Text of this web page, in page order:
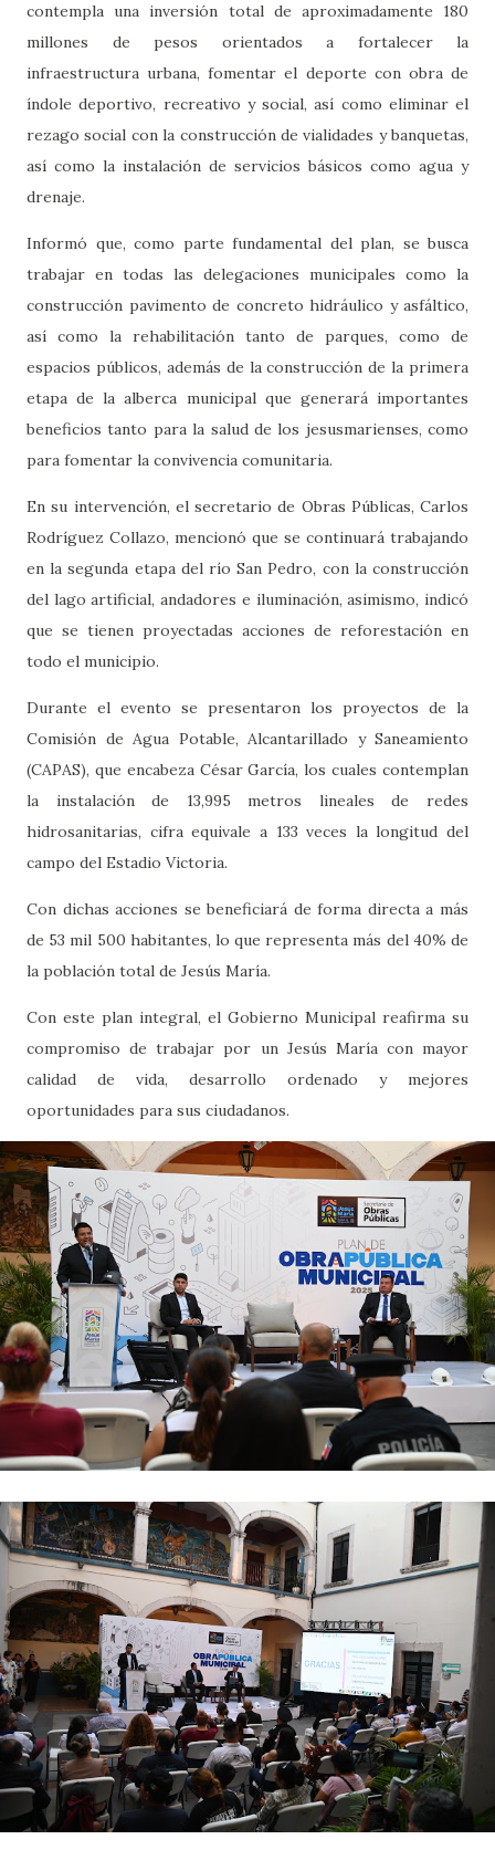
contempla una inversión total de aproximadamente 180
millones de pesos orientados a fortalecer la
infraestructura urbana, fomentar el deporte con obra de
índole deportivo, recreativo y social, así como eliminar el
rezago social con la construcción de vialidades y banquetas,
así como la instalación de servicios básicos como agua y
drenaje.
Informó que, como parte fundamental del plan, se busca
trabajar en todas las delegaciones municipales como la
construcción pavimento de concreto hidráulico y asfáltico,
así como la rehabilitación tanto de parques, como de
espacios públicos, además de la construcción de la primera
etapa de la alberca municipal que generará importantes
beneficios tanto para la salud de los jesusmarienses, como
para fomentar la convivencia comunitaria.
En su intervención, el secretario de Obras Públicas, Carlos
Rodríguez Collazo, mencionó que se continuará trabajando
en la segunda etapa del río San Pedro, con la construcción
del lago artificial, andadores e iluminación, asimismo, indicó
que se tienen proyectadas acciones de reforestación en
todo el municipio.
Durante el evento se presentaron los proyectos de la
Comisión de Agua Potable, Alcantarillado y Saneamiento
(CAPAS), que encabeza César García, los cuales contemplan
la instalación de 13,995 metros lineales de redes
hidrosanitarias, cifra equivale a 133 veces la longitud del
campo del Estadio Victoria.
Con dichas acciones se beneficiará de forma directa a más
de 53 mil 500 habitantes, lo que representa más del 40% de
la población total de Jesús María.
Con este plan integral, el Gobierno Municipal reafirma su
compromiso de trabajar por un Jesús María con mayor
calidad de vida, desarrollo ordenado y mejores
oportunidades para sus ciudadanos.